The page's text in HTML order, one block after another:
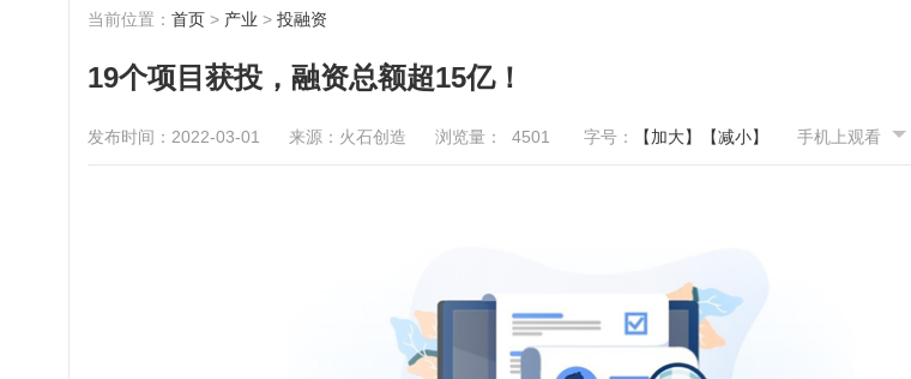
当前位置： 首页 > 产业 > 投融资
19个项目获投，融资总额超15亿！
发布时间：2022-03-01 来源：火石创造 浏览量： 4501 字号： 【加大】 【减小】 手机上观看